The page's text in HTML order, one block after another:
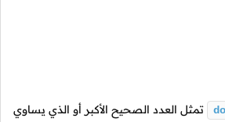
تمثل العدد الصحيح الأكبر أو الذي يساوي